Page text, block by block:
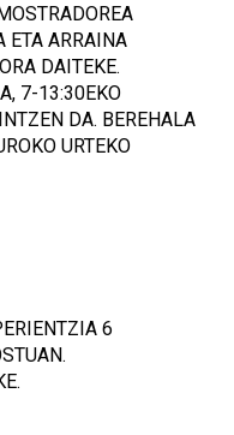
ETA ARRAINA
DAITEKE.
7-13:30EKO
DA. BEREHALA
URTEKO
6